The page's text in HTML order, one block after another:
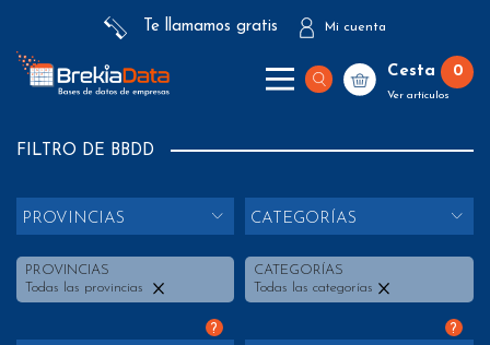
Te llamamos gratis Mi cuenta
Cesta 0
Ver artículos
FILTRO DE BBDD
PROVINCIAS
PROVINCIAS
Todas las provincias
CATEGORÍAS
CATEGORÍAS
Todas las categorías
? ?